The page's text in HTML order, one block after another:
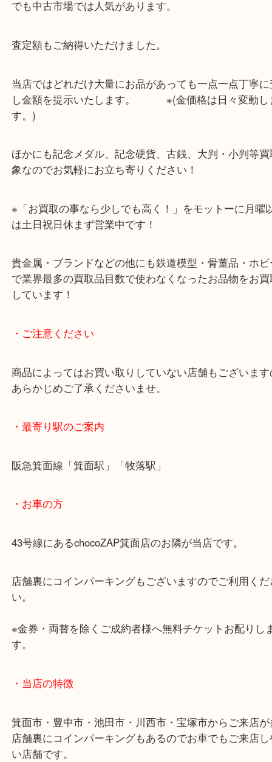
池田のお客様から皇太子殿下御成婚記念5万円金貨,
御在位60年記念10万円金貨をお買取りしました。
でも中古市場では人気があります。
査定額もご納得いただけました。
当店ではどれだけ大量にお品があっても一点一点
し金額を提示いたします。 ※(金価格は日々変
象なのでお気軽にお立ち寄りください！
※「お買取の事なら少しでも高く！」をモットーに
で業界最多の買取品目数で使わなくなったお品物を
しています！
・ご注意ください
商品によってはお買い取りしていない店舗もござい
あらかじめご了承くださいませ。